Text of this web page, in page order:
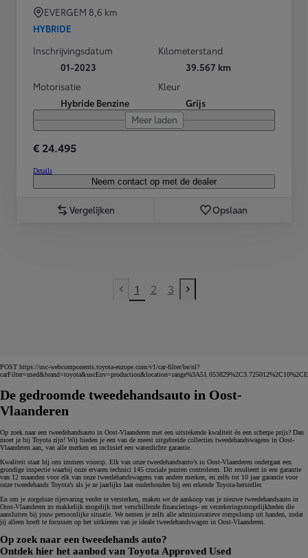
EVERGEM 8,6 km
HYBRIDE
Inschrijvingsdatum
01-2023
Kilometerstand
39.567 km
Motorisatie
Hybride Benzine
Kleur
Grijs
Meer laden
€ 24.495
Details
Neem contact op met de dealer
Vergelijken Opslaan
Previous page
1 2 3
Next page
POST https://usc-webcomponents.toyota-europe.com/v1/car-filter/be/nl?
De gedroomde tweedehandsauto in Oost-
Vlaanderen
Op zoek naar een tweedehandsauto in Oost-Vlaanderen met een uitstekende kwaliteit én een scherpe prijs? Dan
moet je bij Toyota zijn! Wij bieden je een van de meest uitgebreide collecties tweedehandswagens in Oost-
Vlaanderen aan, van alle merken en inclusief een waterdichte garantie.
Kwaliteit staat bij ons immers voorop. Elk van onze tweedehandsauto’s in Oost-Vlaanderen ondergaat een
grondige inspectie waarbij onze ervaren technici 145 cruciale punten controleren. Dit resulteert in een garantie
van 12 maanden voor elk van onze tweedehandswagens van andere merken, en zelfs tot 10 jaar garantie voor
onze tweedehands Toyota’s als je ze jaarlijks laat onderhouden bij een erkende Toyota-hersteller.
En om je zorgeloze rijervaring verder te versterken, maken we de aankoop van je nieuwe tweedehandsauto in
Oost-Vlaanderen zo makkelijk mogelijk met verschillende financierings- en verzekeringsmogelijkheden die
aansluiten bij jouw persoonlijke situatie. We nemen je zelfs alle administratieve rompslomp uit handen, zodat
jij alleen hoeft te focussen op het uitkiezen van je ideale tweedehandswagen in Oost-Vlaanderen.
Op zoek naar een tweedehands auto?
Ontdek hier het aanbod van Toyota Approved Used